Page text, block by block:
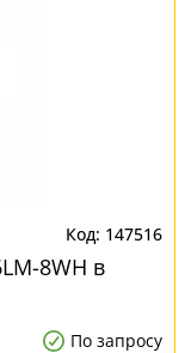
147516
8WH в
По запросу